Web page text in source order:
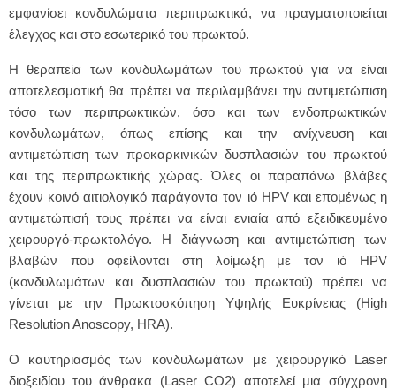
εμφανίσει κονδυλώματα περιπρωκτικά, να πραγματοποιείται
έλεγχος και στο εσωτερικό του πρωκτού.
Η θεραπεία των κονδυλωμάτων του πρωκτού για να είναι
αποτελεσματική θα πρέπει να περιλαμβάνει την αντιμετώπιση
τόσο των περιπρωκτικών, όσο και των ενδοπρωκτικών
κονδυλωμάτων, όπως επίσης και την ανίχνευση και
αντιμετώπιση των προκαρκινικών δυσπλασιών του πρωκτού
και της περιπρωκτικής χώρας. Όλες οι παραπάνω βλάβες
έχουν κοινό αιτιολογικό παράγοντα τον ιό HPV και επομένως η
αντιμετώπισή τους πρέπει να είναι ενιαία από εξειδικευμένο
χειρουργό-πρωκτολόγο. Η διάγνωση και αντιμετώπιση των
βλαβών που οφείλονται στη λοίμωξη με τον ιό HPV
(κονδυλωμάτων και δυσπλασιών του πρωκτού) πρέπει να
γίνεται με την Πρωκτοσκόπηση Υψηλής Ευκρίνειας (High
Resolution Anoscopy, HRA).
Ο καυτηριασμός των κονδυλωμάτων με χειρουργικό Laser
διοξειδίου του άνθρακα (Laser CO2) αποτελεί μια σύγχρονη